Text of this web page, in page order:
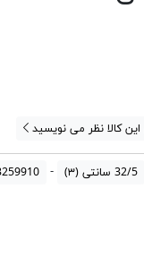
این کالا نظر می نویسید
32/5 سانتی (۳)